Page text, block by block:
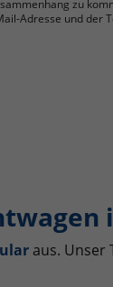
zu
Adresse und der
aus. Unser